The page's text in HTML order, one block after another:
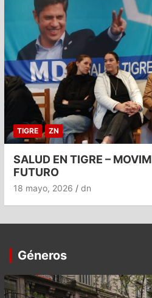
TIGRE ZN
SALUD EN TIGRE –
FUTURO
18 mayo, 2026 dn
Géneros